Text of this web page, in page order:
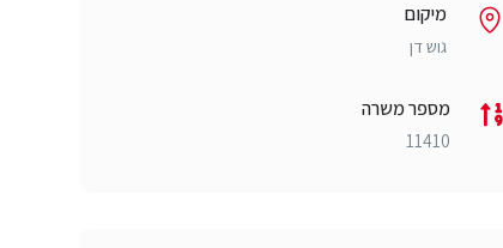
מיקום
גוש דן
מספר משרה
11410